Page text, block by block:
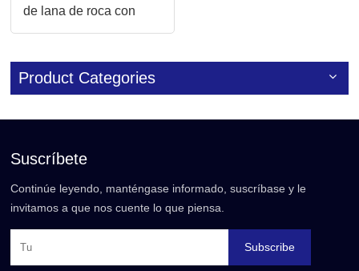
de lana de roca con
techo de acero de color
Product Categories
Suscríbete
Continúe leyendo, manténgase informado, suscríbase y le
invitamos a que nos cuente lo que piensa.
Subscribe